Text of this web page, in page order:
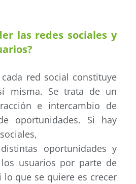
las redes sociales y
red social constituye
misma. Se trata de un
e intercambio de
oportunidades. Si hay
oportunidades y
usuarios por parte de
lo que se quiere es crecer